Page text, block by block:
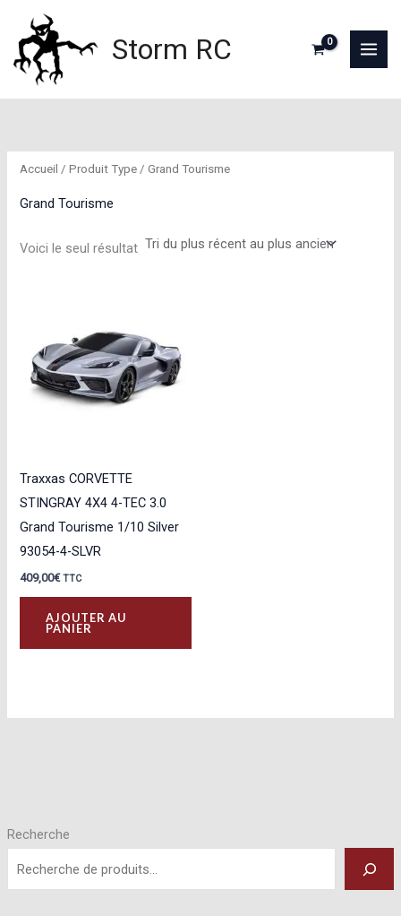
contenu
Storm RC
Recherche
Accueil / Produit Type / Grand Tourisme
Grand Tourisme
Voici le seul résultat
Traxxas CORVETTE
STINGRAY 4X4 4-TEC 3.0
Grand Tourisme 1/10 Silver
93054-4-SLVR
409,00€ TTC
AJOUTER AU
PANIER